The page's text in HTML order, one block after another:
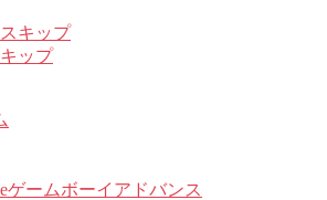
キップ
ップ
ゲームボーイアドバンス